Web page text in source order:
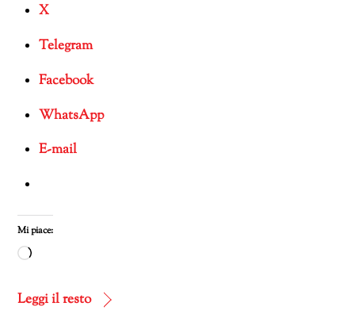
X
Telegram
Facebook
WhatsApp
E-mail
Mi piace:
Caricamento
corso…
Leggi il resto